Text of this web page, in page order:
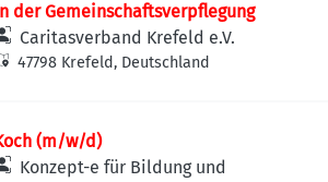
der Gemeinschaftsverpflegung
Caritasverband Krefeld e.V.
47798 Krefeld, Deutschland
(m/w/d)
Konzept-e für Bildung und